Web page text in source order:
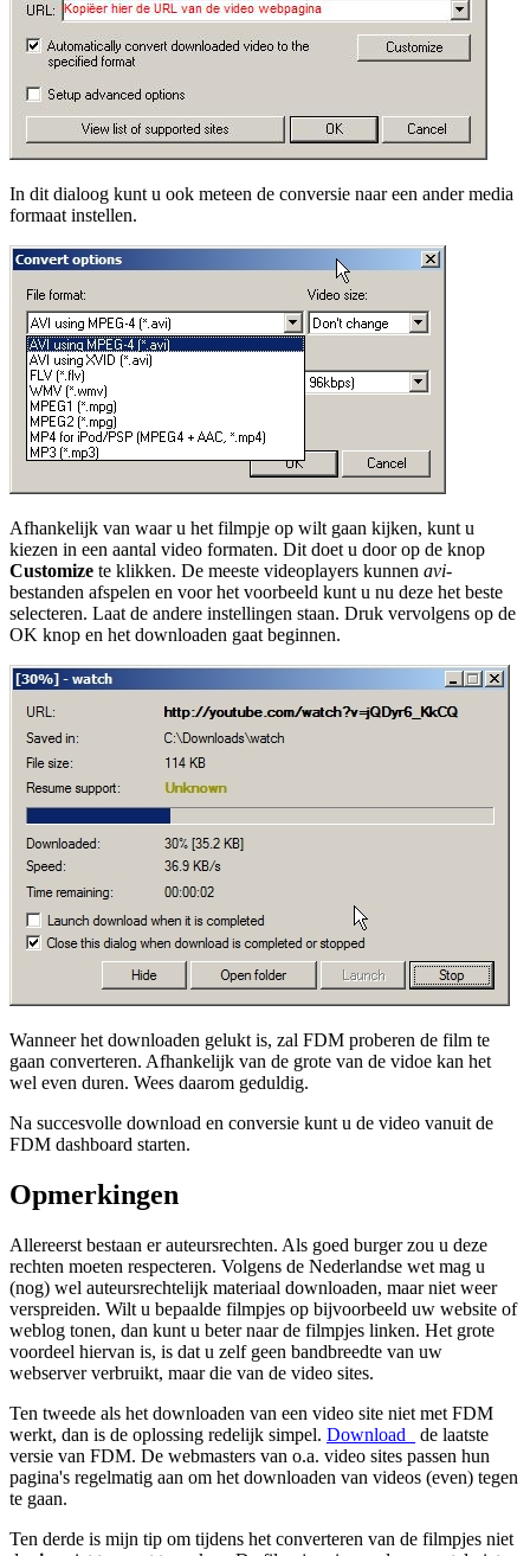
In dit dialoog kunt u ook meteen de conversie naar een ander media
formaat instellen.
Afhankelijk van waar u het filmpje op wilt gaan kijken, kunt u
kiezen in een aantal video formaten. Dit doet u door op de knop
Customize te klikken. De meeste videoplayers kunnen avi-
bestanden afspelen en voor het voorbeeld kunt u nu deze het beste
selecteren. Laat de andere instellingen staan. Druk vervolgens op de
OK knop en het downloaden gaat beginnen.
Wanneer het downloaden gelukt is, zal FDM proberen de film te
gaan converteren. Afhankelijk van de grote van de vidoe kan het
wel even duren. Wees daarom geduldig.
Na succesvolle download en conversie kunt u de video vanuit de
FDM dashboard starten.
Opmerkingen
Allereerst bestaan er auteursrechten. Als goed burger zou u deze
rechten moeten respecteren. Volgens de Nederlandse wet mag u
(nog) wel auteursrechtelijk materiaal downloaden, maar niet weer
verspreiden. Wilt u bepaalde filmpjes op bijvoorbeeld uw website of
weblog tonen, dan kunt u beter naar de filmpjes linken. Het grote
voordeel hiervan is, is dat u zelf geen bandbreedte van uw
webserver verbruikt, maar die van de video sites.
Ten tweede als het downloaden van een video site niet met FDM
werkt, dan is de oplossing redelijk simpel. Download_
de laatste
versie van FDM. De webmasters van o.a. video sites passen hun
pagina's regelmatig aan om het downloaden van videos (even) tegen
te gaan.
Ten derde is mijn tip om tijdens het converteren van de filmpjes niet